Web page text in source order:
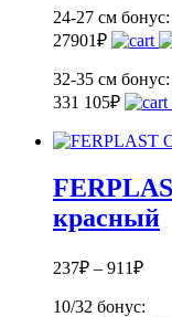
24-27 см бонус:
27901₽
32-35 см бонус:
331 105₽
красный
237₽ – 911₽
10/32 бонус: